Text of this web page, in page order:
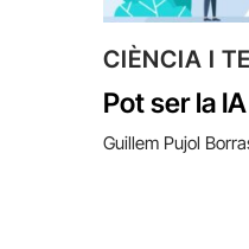
CIÈNCIA I
Pot ser la
Guillem Pujol